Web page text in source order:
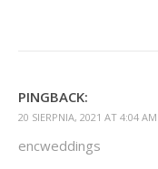
PINGBACK:
20 SIERPNIA, 2021 AT 4:04 AM
encweddings